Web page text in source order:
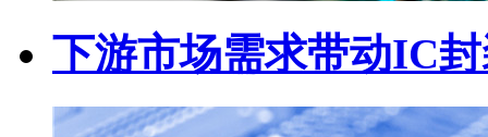
下游市场需求带动IC